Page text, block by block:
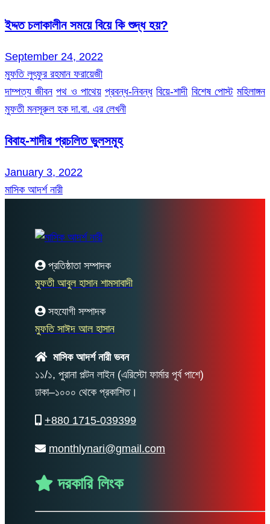
ইদ্দত চলাকালীন সময়ে বিয়ে কি শুদ্ধ হয়?
September 24, 2022
মুফতি লুৎফুর রহমান ফরায়েজী
দাম্পত্য জীবন পথ ও পাথেয় প্রবন্ধ-নিবন্ধ বিয়ে-শাদী বিশেষ পোস্ট মহিলাঙ্গন
মুফতী মনসূরুল হক দা.বা. এর লেখনী
বিবাহ-শাদীর প্রচলিত ভুলসমূহ
January 3, 2022
মাসিক আদর্শ নারী
প্রতিষ্ঠাতা সম্পাদক
মুফতী আবুল হাসান শামসাবাদী
সহযোগী সম্পাদক
মুফতি সাঈদ আল হাসান
মাসিক আদর্শ নারী ভবন
১১/১, পুরানা পল্টন লাইন (এরিস্টো ফার্মার পূর্ব পাশে)
ঢাকা–১০০০ থেকে প্রকাশিত।
+880 1715-039399
monthlynari@gmail.com
দরকারি লিংক